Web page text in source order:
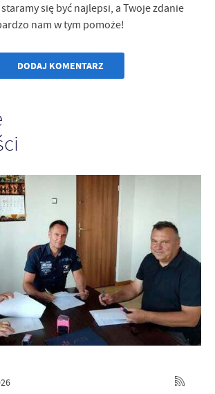
się być najlepsi, a Twoje zdanie
nam w tym pomoże!
DODAJ KOMENTARZ